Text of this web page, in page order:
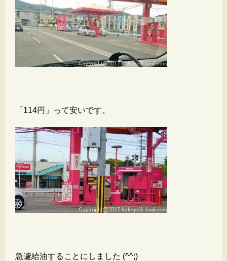
「114円」って安いです。
急遽給油することにしました (^^;)